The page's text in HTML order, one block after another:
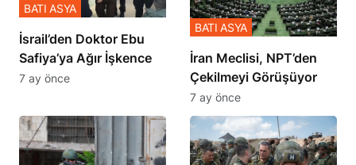
İsrail’den Doktor Ebu
Safiya’ya Ağır İşkence
BATI ASYA
7 ay önce
İran Meclisi, NPT’den
Çekilmeyi Görüşüyor
BATI ASYA
7 ay önce